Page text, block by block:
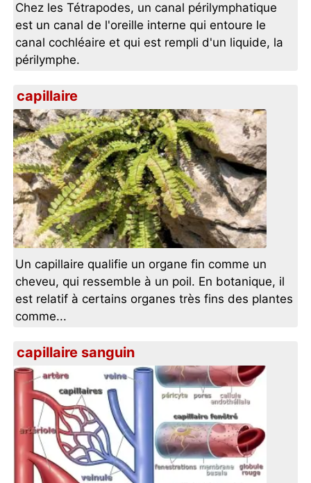
Chez les Tétrapodes, un canal périlymphatique
est un canal de l'oreille interne qui entoure le
canal cochléaire et qui est rempli d'un liquide, la
périlymphe.
capillaire
Un capillaire qualifie un organe fin comme un
cheveu, qui ressemble à un poil. En botanique, il
est relatif à certains organes très fins des plantes
comme...
capillaire sanguin